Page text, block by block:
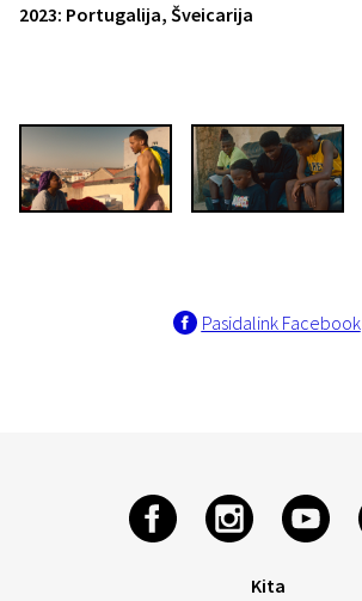
2023: Portugalija, Šveicarija
Pasidalink Facebook
Kita